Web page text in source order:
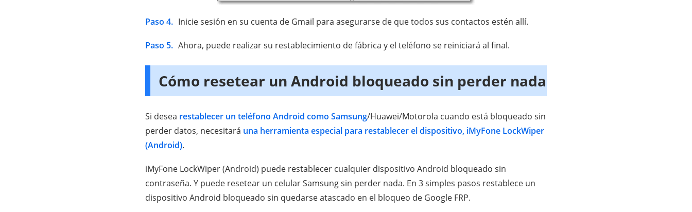
Paso 4. Inicie sesión en su cuenta de Gmail para asegurarse de que todos sus contactos estén allí.
Paso 5. Ahora, puede realizar su restablecimiento de fábrica y el teléfono se reiniciará al final.
Cómo resetear un Android bloqueado sin perder nada
Si desea restablecer un teléfono Android como Samsung/Huawei/Motorola cuando está bloqueado sin
perder datos, necesitará una herramienta especial para restablecer el dispositivo, iMyFone LockWiper
(Android).
iMyFone LockWiper (Android) puede restablecer cualquier dispositivo Android bloqueado sin
contraseña. Y puede resetear un celular Samsung sin perder nada. En 3 simples pasos restablece un
dispositivo Android bloqueado sin quedarse atascado en el bloqueo de Google FRP.